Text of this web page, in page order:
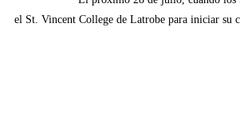
el St. Vincent College de Latrobe para iniciar su